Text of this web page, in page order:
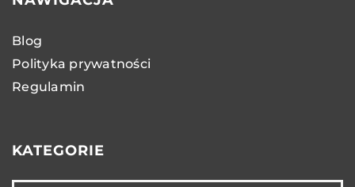
Blog
Polityka prywatności
Regulamin
KATEGORIE